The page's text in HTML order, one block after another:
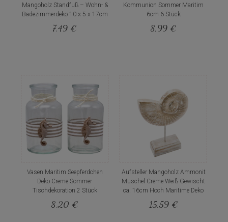
Mangoholz Standfuß – Wohn- &
Badezimmerdeko 10 x 5 x 17cm
7,49 €
Kommunion Sommer Maritim
6cm 6 Stück
8,99 €
Vasen Maritim Seepferdchen
Deko Creme Sommer
Tischdekoration 2 Stück
8,20 €
Aufsteller Mangoholz Ammonit
Muschel Creme Weiß Gewischt
ca. 16cm Hoch Maritime Deko
15,59 €